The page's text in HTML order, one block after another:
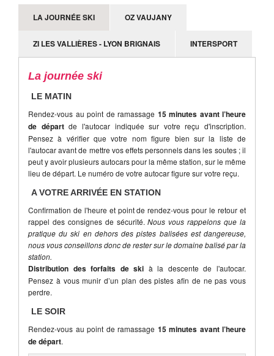
LA JOURNÉE SKI OZ VAUJANY
ZI LES VALLIÈRES - LYON BRIGNAIS INTERSPORT
La journée ski
LE MATIN
Rendez-vous au point de ramassage 15 minutes avant l’heure
de départde l'autocar indiquée sur votre reçu d'inscription.
Pensez à vérifier que votre nom figure bien sur la liste de
l'autocar avant de mettre vos effets personnels dans les soutes ; il
peut y avoir plusieurs autocars pour la même station, sur le même
lieu de départ. Le numéro de votre autocar figure sur votre reçu.
A VOTRE ARRIVÉE EN STATION
Confirmation de l'heure et point de rendez-vous pour le retour et
rappel des consignes de sécurité.Nous vous rappelons que la
pratique du ski en dehors des pistes balisées est dangereuse,
nous vous conseillons donc de rester sur le domaine balisé par la
station.
Distribution des forfaits de ski à la descente de l'autocar.
Pensez à vous munir d’un plan des pistes afin de ne pas vous
perdre.
LE SOIR
Rendez-vous au point de ramassage 15 minutes avant l’heure
de départ.